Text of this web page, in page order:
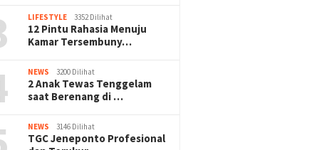
LIFESTYLE 3352 Dilihat
12 Pintu Rahasia Menuju
Kamar Tersembuny…
NEWS 3200 Dilihat
2 Anak Tewas Tenggelam
saat Berenang di …
NEWS 3146 Dilihat
TGC Jeneponto Profesional